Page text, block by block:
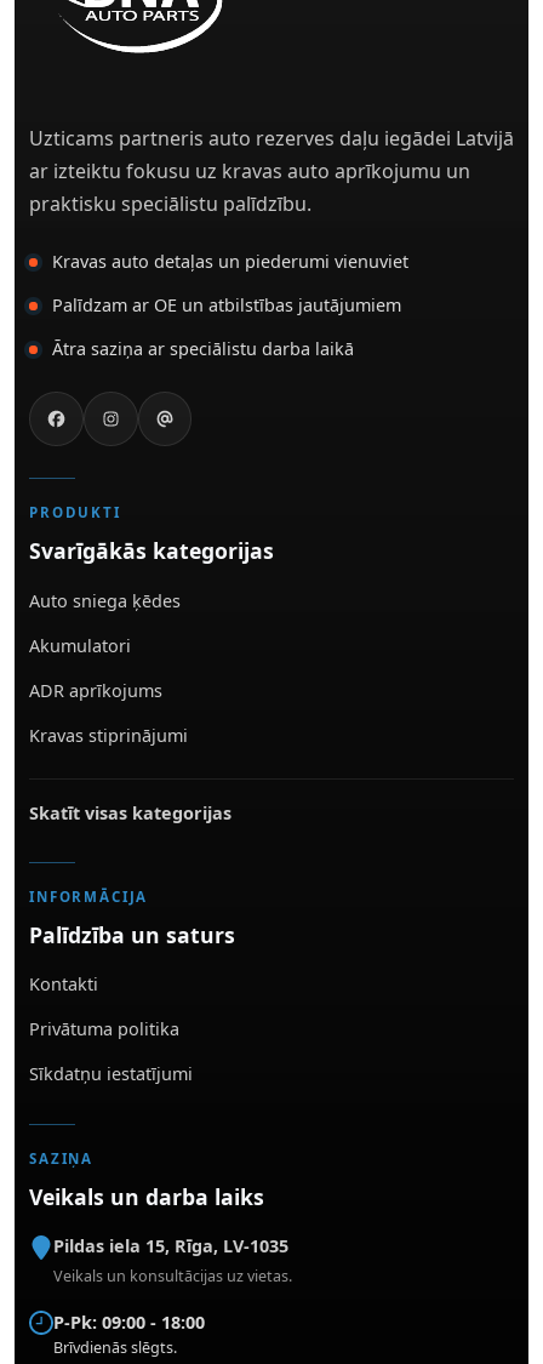
Uzticams partneris auto rezerves daļu iegādei Latvijā
ar izteiktu fokusu uz kravas auto aprīkojumu un
praktisku speciālistu palīdzību.
Kravas auto detaļas un piederumi vienuviet
Palīdzam ar OE un atbilstības jautājumiem
Ātra saziņa ar speciālistu darba laikā
PRODUKTI
Svarīgākās kategorijas
Auto sniega ķēdes
Akumulatori
ADR aprīkojums
Kravas stiprinājumi
Skatīt visas kategorijas
INFORMĀCIJA
Palīdzība un saturs
Kontakti
Privātuma politika
Sīkdatņu iestatījumi
SAZIŅA
Veikals un darba laiks
Pildas iela 15, Rīga, LV-1035
Veikals un konsultācijas uz vietas.
P-Pk: 09:00 - 18:00
Brīvdienās slēgts.